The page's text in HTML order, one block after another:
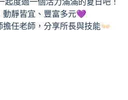
動靜皆宜、豐富多元💜
任老師，分享所長與技能👐🏻